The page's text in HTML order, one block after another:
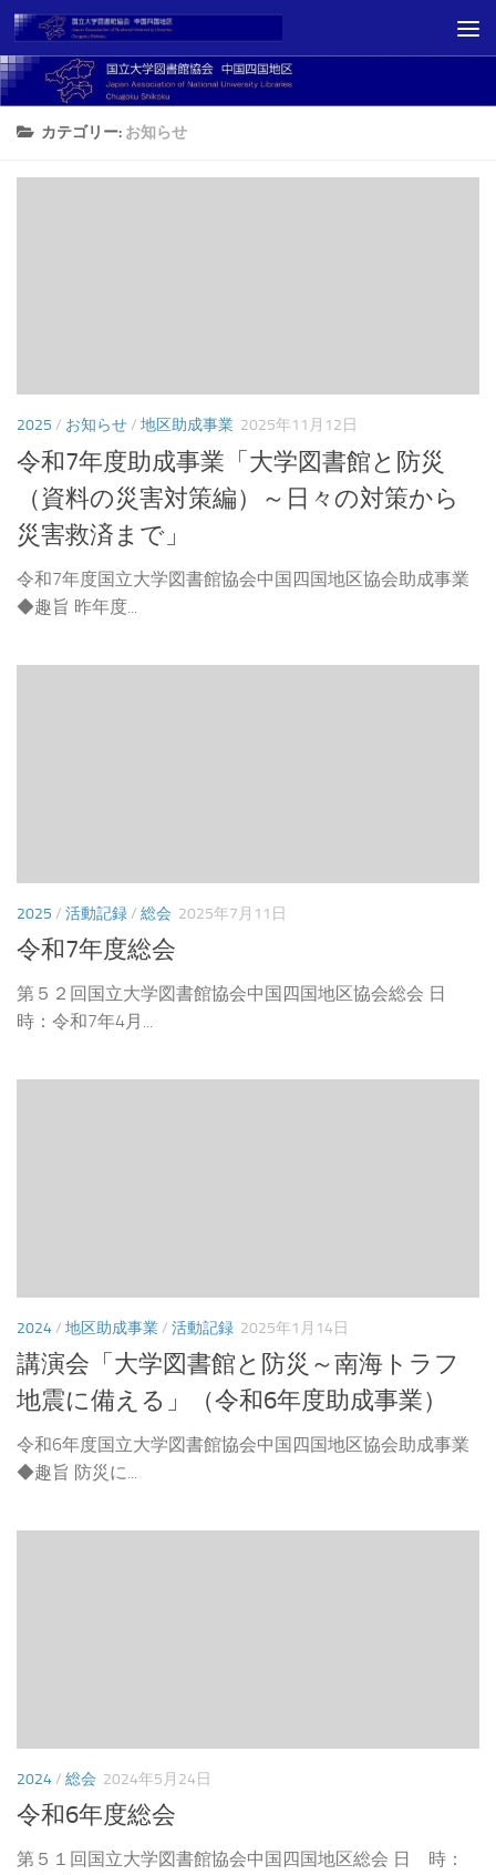
コンテンツへスキップ
カテゴリー: お知らせ
2025 / お知らせ/ 地区助成事業 2025年11月12日
令和7年度助成事業「大学図書館と防災
（資料の災害対策編）～日々の対策から
災害救済まで」
令和7年度国立大学図書館協会中国四国地区協会助成事業
◆趣旨 昨年度...
2025 / 活動記録/ 総会 2025年7月11日
令和7年度総会
第５２回国立大学図書館協会中国四国地区協会総会 日
時：令和7年4月...
2024/ 地区助成事業/ 活動記録 2025年1月14日
講演会「大学図書館と防災～南海トラフ
地震に備える」（令和6年度助成事業）
令和6年度国立大学図書館協会中国四国地区協会助成事業
◆趣旨 防災に...
2024/ 総会 2024年5月24日
令和6年度総会
第５１回国立大学図書館協会中国四国地区総会 日 時：